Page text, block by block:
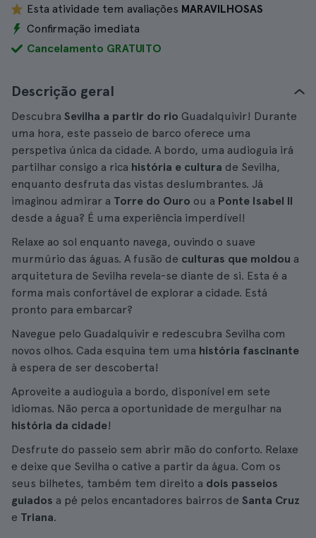
Esta atividade tem avaliações MARAVILHOSAS
Confirmação imediata
Cancelamento GRATUITO
Descrição geral
Descubra Sevilha a partir do rio Guadalquivir! Durante
uma hora, este passeio de barco oferece uma
perspetiva única da cidade. A bordo, uma audioguia irá
partilhar consigo a rica história e cultura de Sevilha,
enquanto desfruta das vistas deslumbrantes. Já
imaginou admirar a Torre do Ouro ou a Ponte Isabel II
desde a água? É uma experiência imperdível!
Relaxe ao sol enquanto navega, ouvindo o suave
murmúrio das águas. A fusão de culturas que moldou a
arquitetura de Sevilha revela-se diante de si. Esta é a
forma mais confortável de explorar a cidade. Está
pronto para embarcar?
Navegue pelo Guadalquivir e redescubra Sevilha com
novos olhos. Cada esquina tem uma história fascinante
à espera de ser descoberta!
Aproveite a audioguia a bordo, disponível em sete
idiomas. Não perca a oportunidade de mergulhar na
história da cidade!
Desfrute do passeio sem abrir mão do conforto. Relaxe
e deixe que Sevilha o cative a partir da água. Com os
seus bilhetes, também tem direito a dois passeios
guiados a pé pelos encantadores bairros de Santa Cruz
e Triana.